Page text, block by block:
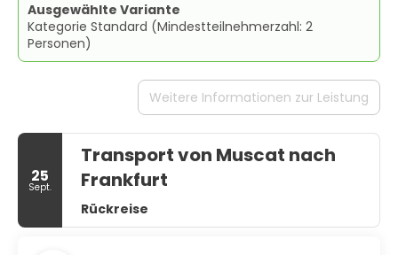
Ausgewählte Variante
Kategorie Standard (Mindestteilnehmerzahl: 2
Personen)
Weitere Informationen zur Leistung
25
Sept.
Transport von Muscat nach
Frankfurt
Rückreise